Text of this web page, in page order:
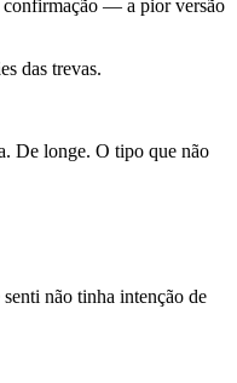
confirmação — a pior versão
das trevas.
De longe. O tipo que não
não tinha intenção de